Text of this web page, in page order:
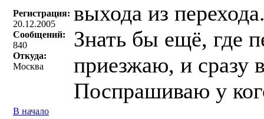
Регистрация:
20.12.2005
Сообщений:
840
Откуда:
Москва
выхода из
Знать бы ещё, где
приезжаю, и сразу
Поспрашиваю у
В начало